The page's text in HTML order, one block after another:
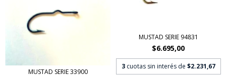
MUSTAD SERIE 33900
MUSTAD SERIE 94831
$6.695,00
3 cuotas sin interés de $2.231,67